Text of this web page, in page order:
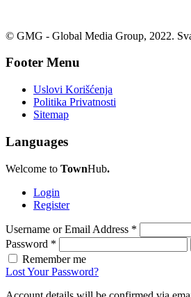
© GMG - Global Media Group, 2022.
Footer Menu
Uslovi Korišćenja
Politika Privatnosti
Sitemap
Languages
Welcome to TownHub.
Login
Register
Username or Email Address *
Password *
Remember me
Lost Your Password?